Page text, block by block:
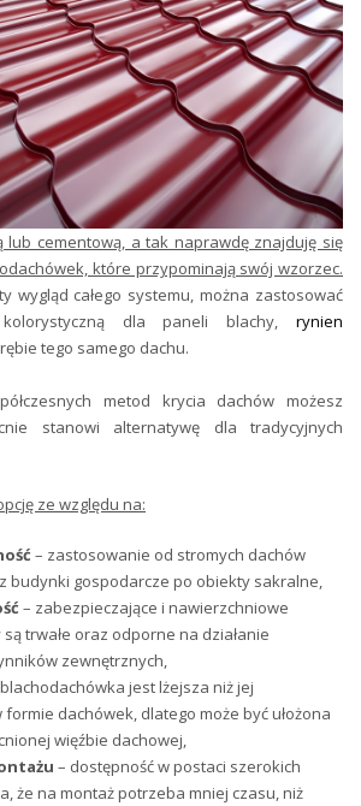
lub cementową, a tak naprawdę znajduję się
które przypominają swój wzorzec.
wygląd całego systemu, można zastosować
dla paneli blachy, rynien
tego samego dachu.
metod krycia dachów możesz
stanowi alternatywę dla tradycyjnych
ze względu na:
– zastosowanie od stromych dachów
budynki gospodarcze po obiekty sakralne,
– zabezpieczające i nawierzchniowe
trwałe oraz odporne na działanie
zewnętrznych,
jest lżejsza niż jej
dachówek, dlatego może być ułożona
więźbie dachowej,
– dostępność w postaci szerokich
że na montaż potrzeba mniej czasu, niż